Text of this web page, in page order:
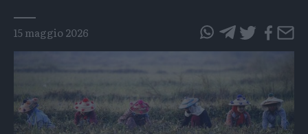
15 maggio 2026
questo
Whatsapp
questo
Telegram